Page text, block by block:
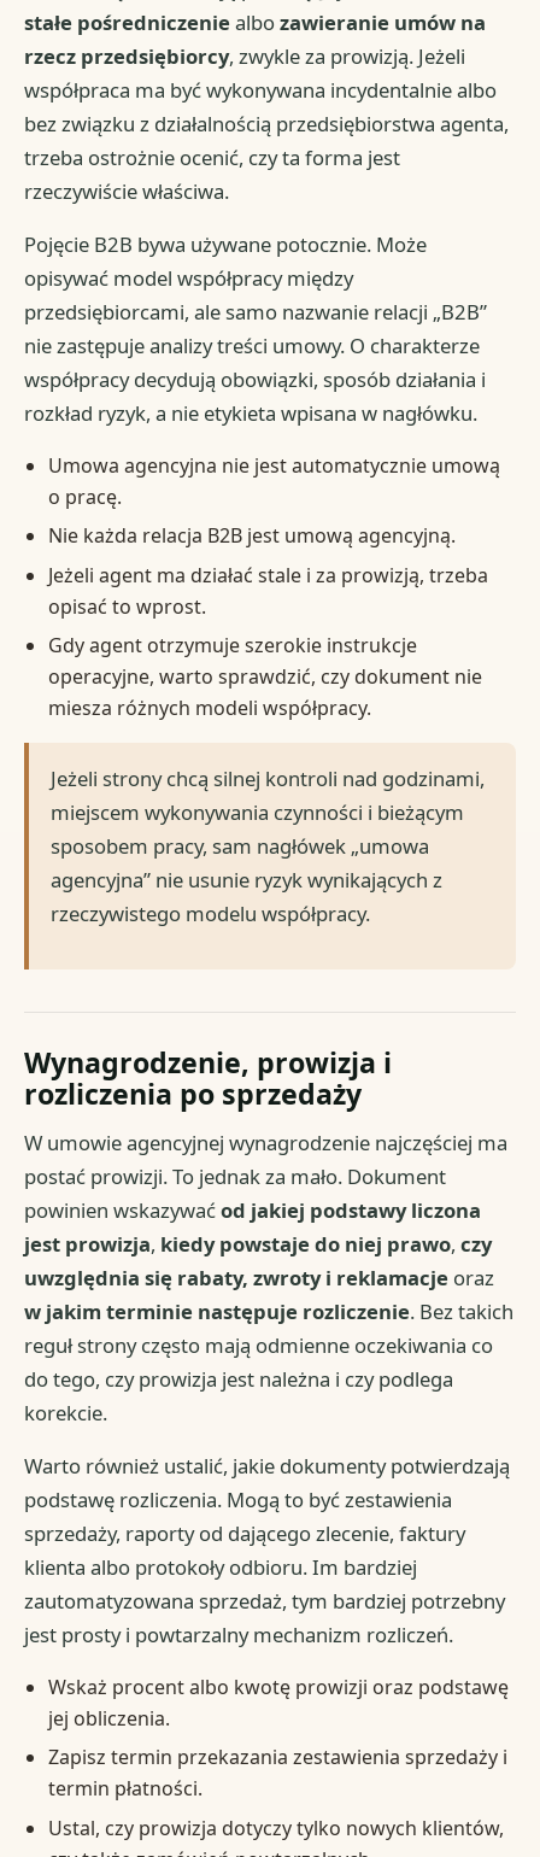
stałe pośredniczenie albozawieranie umów na
rzecz przedsiębiorcy, zwykle za prowizją. Jeżeli
współpraca ma być wykonywana incydentalnie albo
bez związku z działalnością przedsiębiorstwa agenta,
trzeba ostrożnie ocenić, czy ta forma jest
rzeczywiście właściwa.
Pojęcie B2B bywa używane potocznie. Może
opisywać model współpracy między
przedsiębiorcami, ale samo nazwanie relacji „B2B”
nie zastępuje analizy treści umowy. O charakterze
współpracy decydują obowiązki, sposób działania i
rozkład ryzyk, a nie etykieta wpisana w nagłówku.
Umowa agencyjna nie jest automatycznie umową
o pracę.
Nie każda relacja B2B jest umową agencyjną.
Jeżeli agent ma działać stale i za prowizją, trzeba
opisać to wprost.
Gdy agent otrzymuje szerokie instrukcje
operacyjne, warto sprawdzić, czy dokument nie
miesza różnych modeli współpracy.
Jeżeli strony chcą silnej kontroli nad godzinami,
miejscem wykonywania czynności i bieżącym
sposobem pracy, sam nagłówek „umowa
agencyjna” nie usunie ryzyk wynikających z
rzeczywistego modelu współpracy.
Wynagrodzenie, prowizja i
rozliczenia po sprzedaży
W umowie agencyjnej wynagrodzenie najczęściej ma
postać prowizji. To jednak za mało. Dokument
powinien wskazywaćod jakiej podstawy liczona
jest prowizja, kiedy powstaje do niej prawo,czy
uwzględnia się rabaty, zwroty i reklamacje oraz
w jakim terminie następuje rozliczenie. Bez takich
reguł strony często mają odmienne oczekiwania co
do tego, czy prowizja jest należna i czy podlega
korekcie.
Warto również ustalić, jakie dokumenty potwierdzają
podstawę rozliczenia. Mogą to być zestawienia
sprzedaży, raporty od dającego zlecenie, faktury
klienta albo protokoły odbioru. Im bardziej
zautomatyzowana sprzedaż, tym bardziej potrzebny
jest prosty i powtarzalny mechanizm rozliczeń.
Wskaż procent albo kwotę prowizji oraz podstawę
jej obliczenia.
Zapisz termin przekazania zestawienia sprzedaży i
termin płatności.
Ustal, czy prowizja dotyczy tylko nowych klientów,